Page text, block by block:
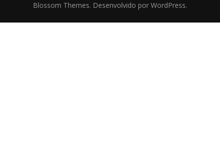
Blossom Themes. Desenvolvido por WordPress.